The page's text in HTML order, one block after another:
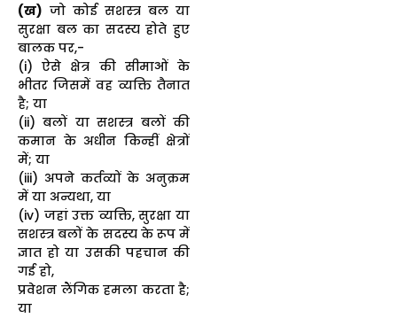
(ख) जो कोई सशस्त्र बल या
सुरक्षा बल का सदस्य होते हुए
बालक पर,-
(i) ऐसे क्षेत्र की सीमाओं के
भीतर जिसमें वह व्यक्ति तैनात
है; या
(ii) बलों या सशस्त्र बलों की
कमान के अधीन किन्हीं क्षेत्रों
में; या
(iii) अपने कर्तव्यों के अनुक्रम
में या अन्यथा, या
(iv) जहां उक्त व्यक्ति, सुरक्षा या
सशस्त्र बलों के सदस्य के रूप में
ज्ञात हो या उसकी पहचान की
गई हो,
प्रवेशन लैंगिक हमला करता है;
या